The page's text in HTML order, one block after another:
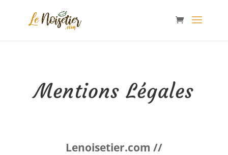
Mentions Légales
Lenoisetier.com //